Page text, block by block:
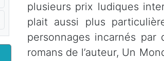
plusieurs prix ludiques
plait aussi plus
personnages incarnés
romans de l’auteur, Un